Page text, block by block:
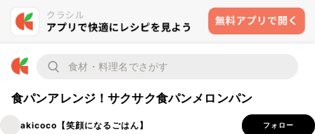
食パンアレンジ！サクサク食パンメロンパン
akicoco【笑顔になるごはん】 フォロー